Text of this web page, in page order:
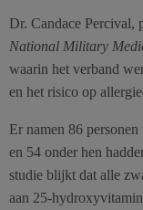
Dr. Candace Percival,
National Military
waarin het verband
en het risico op
Er namen 86
en 54 onder hen
studie blijkt dat alle
aan 25-